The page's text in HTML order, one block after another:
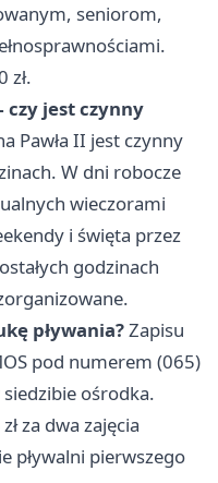
seniorom,
zł.
czy jest czynny
Pawła II jest czynny
W dni robocze
wieczorami
i święta przez
godzinach
pływania?Zapisu
pod numerem (065)
ośrodka.
za dwa zajęcia
pływalni pierwszego